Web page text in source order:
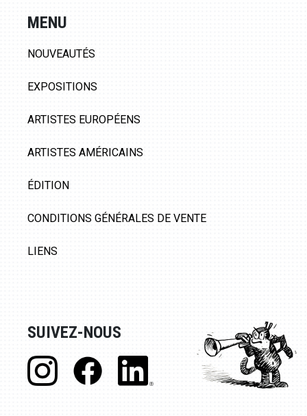
MENU
NOUVEAUTÉS
EXPOSITIONS
ARTISTES EUROPÉENS
ARTISTES AMÉRICAINS
ÉDITION
CONDITIONS GÉNÉRALES DE VENTE
LIENS
SUIVEZ-NOUS